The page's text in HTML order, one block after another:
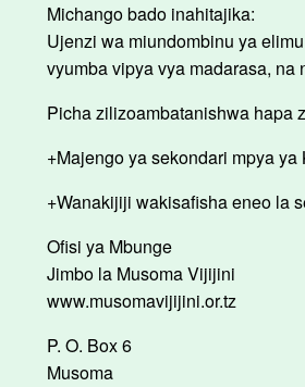
Michango bado inahitajika:
Ujenzi wa miundombinu ya
vyumba vipya vya madarasa, na
Picha zilizoambatanishwa hapa
+Majengo ya sekondari mpya
+Wanakijiji wakisafisha eneo la
Ofisi ya Mbunge
Jimbo la Musoma Vijijini
www.musomavijijini.or.tz
P. O. Box 6
Musoma